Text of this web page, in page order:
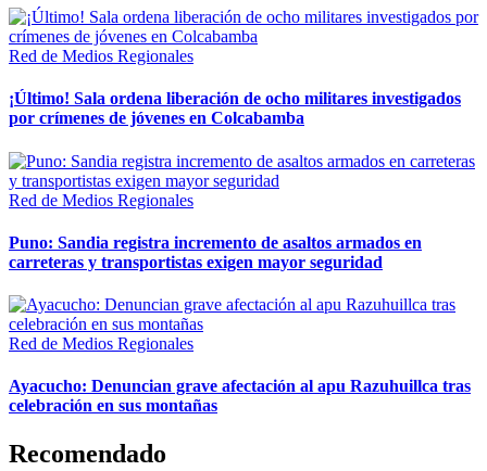
Red de Medios Regionales
¡Último! Sala ordena liberación de ocho militares investigados
por crímenes de jóvenes en Colcabamba
Red de Medios Regionales
Puno: Sandia registra incremento de asaltos armados en
carreteras y transportistas exigen mayor seguridad
Red de Medios Regionales
Ayacucho: Denuncian grave afectación al apu Razuhuillca tras
celebración en sus montañas
Recomendado